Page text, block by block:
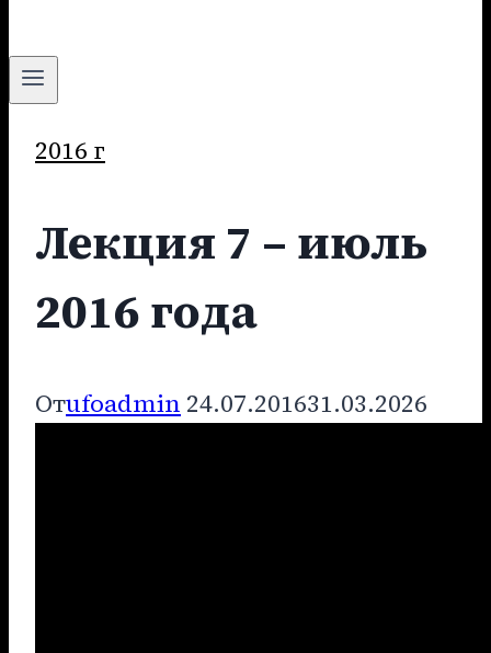
2016 г
Лекция 7 – июль
2016 года
Отufoadmin 24.07.201631.03.2026